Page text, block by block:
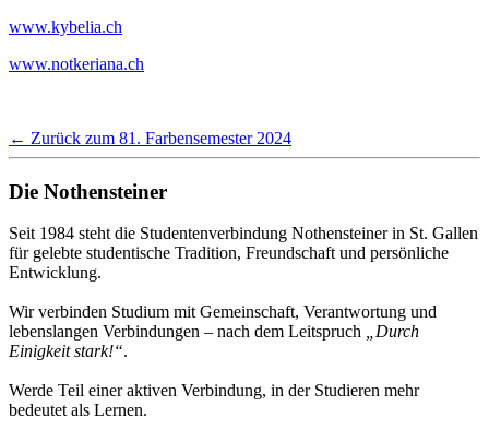
www.kybelia.ch
www.notkeriana.ch
← Zurück zum 81. Farbensemester 2024
Die Nothensteiner
Seit 1984 steht die Studentenverbindung Nothensteiner in St. Gallen
für gelebte studentische Tradition, Freundschaft und persönliche
Entwicklung.
Wir verbinden Studium mit Gemeinschaft, Verantwortung und
lebenslangen Verbindungen – nach dem Leitspruch
„Durch
Einigkeit stark!“.
Werde Teil einer aktiven Verbindung, in der Studieren mehr
bedeutet als Lernen.